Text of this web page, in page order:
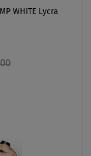
WHITE Lycra